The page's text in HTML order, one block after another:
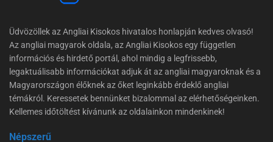
Üdvözöllek az Angliai Kisokos hivatalos honlapján kedves olvasó!
Az angliai magyarok oldala, az Angliai Kisokos egy független
információs és hirdető portál, ahol mindig a legfrissebb,
legaktuálisabb információkat adjuk át az angliai magyaroknak és a
Magyarországon élőknek az őket leginkább érdeklő angliai
témákról. Keressetek bennünket bizalommal az elérhetőségeinken.
Kellemes időtöltést kívánunk az oldalainkon mindenkinek!
Népszerű